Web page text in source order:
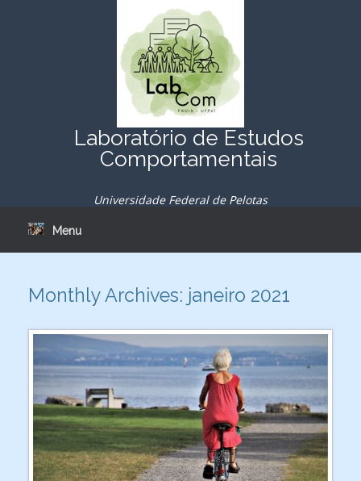
Laboratório de Estudos
Comportamentais
Universidade Federal de Pelotas
Menu
Monthly Archives: janeiro 2021